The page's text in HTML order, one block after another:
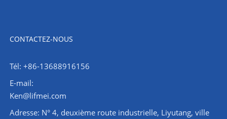
CONTACTEZ-NOUS
Tél: +86-13688916156
E-mail:
Ken@lifmei.com
Adresse: N° 4, deuxième route industrielle, Liyutang, ville